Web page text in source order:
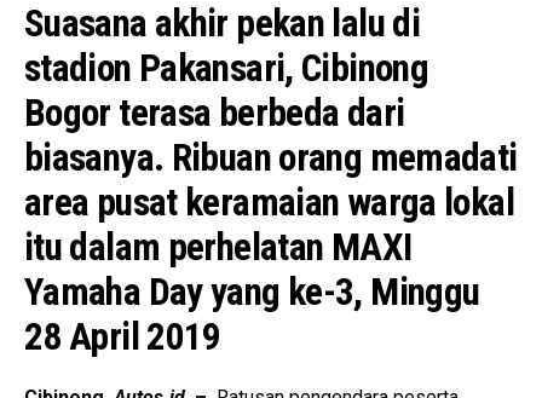
Suasana akhir pekan lalu di
stadion Pakansari, Cibinong
Bogor terasa berbeda dari
biasanya. Ribuan orang memadati
area pusat keramaian warga lokal
itu dalam perhelatan MAXI
Yamaha Day yang ke-3, Minggu
28 April 2019